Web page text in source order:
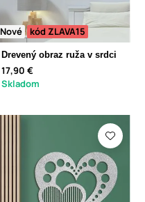
Nové kód ZLAVA15
Drevený obraz ruža v srdci
17,90 €
Skladom